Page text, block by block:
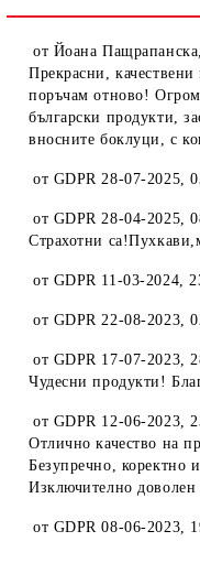
от Йоана Пащрапанска
Прекрасни,
поръчам отново!
български продукти,
вносните боклуци, с
от GDPR 28-07-2025,
от GDPR 28-04-2025,
Страхотни
от GDPR 11-03-2024,
от GDPR 22-08-2023,
от GDPR 17-07-2023,
Чудесни продукти!
от GDPR 12-06-2023,
Отлично качество на
Безупречно, коректно
Изключително
от GDPR 08-06-2023,